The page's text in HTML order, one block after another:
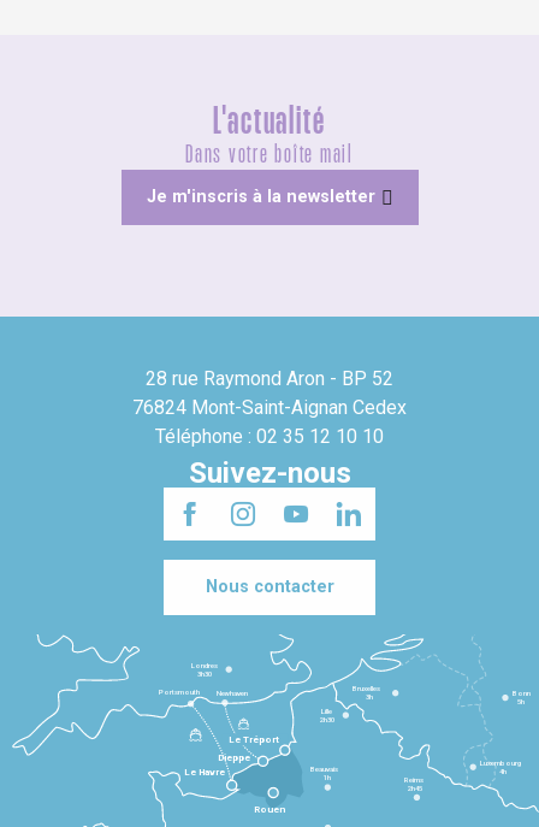
L'actualité
Dans votre boîte mail
Je m'inscris à la newsletter
28 rue Raymond Aron - BP 52
76824 Mont-Saint-Aignan Cedex
Téléphone : 02 35 12 10 10
Suivez-nous
Nous contacter
Le Havre
Dieppe
Le Tréport
Beauvais
1h
Reims
2h45
Lille
2h30
Bruxelles
3h
Londres
3h30
Newhaven
Portsmouth
Bonn
5h
Luxembourg
4h
Rouen